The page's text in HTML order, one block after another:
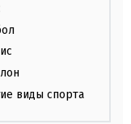
виды спорта